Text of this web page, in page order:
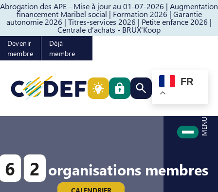
Abrogation des APE - Mise à jour au 01-07-2026 | Augmentation
financement Maribel social | Formation 2026 | Garantie
autonomie 2026 | Titres-services 2026 | Petite enfance 2026 |
Centrale d’achats - BRUX'Koop
Passer au contenuPasser au pied de page
Devenir
membre
Déjà
membre
Rechercher quelque
FR
MENU
6 2 organisations membres